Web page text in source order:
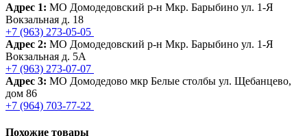
Адрес 1: МО Домодедовский р-н Мкр. Барыбино ул. 1-Я
Вокзальная д. 18
+7 (963) 273-05-05
Адрес 2: МО Домодедовский р-н Мкр. Барыбино ул. 1-Я
Вокзальная д. 5А
+7 (963) 273-07-07
Адрес 3: МО Домодедово мкр Белые столбы ул. Щебанцево,
дом 86
+7 (964) 703-77-22
Похожие товары